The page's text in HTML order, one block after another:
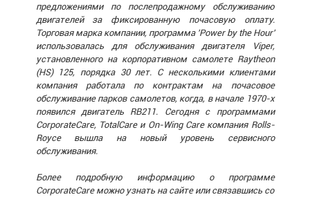
предложениями по послепродажному обслуживанию
двигателей за фиксированную почасовую оплату.
Торговая марка компании, программа 'Power by the Hour'
использовалась для обслуживания двигателя Viper,
установленного на корпоративном самолете Raytheon
(HS) 125, порядка 30 лет. С несколькими клиентами
компания работала по контрактам на почасовое
обслуживание парков самолетов, когда, в начале 1970-х
появился двигатель RB211. Сегодня с программами
CorporateCare, TotalCare и On-Wing Care компания Rolls-
Royce вышла на новый уровень сервисного
обслуживания.
Более подробную информацию о программе
CorporateCare можно узнать на сайте или связавшись со